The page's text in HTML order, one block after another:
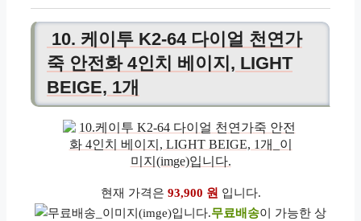
10. 케이투 K2-64 다이얼 천연가
죽 안전화 4인치 베이지, LIGHT
BEIGE, 1개
현재 가격은 93,900 원 입니다.
무료배송이 가능한 상